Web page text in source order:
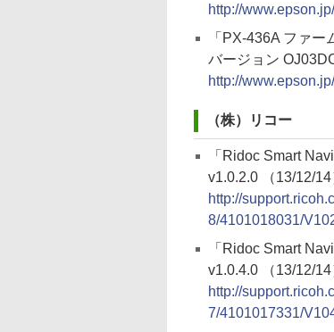
http://
「PX-436A ファー
バージョン
http://
（株）リコー
「Ridoc Smart
v1.0.2.0 （13/12/14
http://
8/4101018031/
「Ridoc Smart
v1.0.4.0 （13/12/14
http://
7/4101017331/